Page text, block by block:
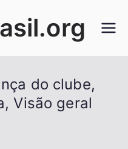
do clube,
Visão geral